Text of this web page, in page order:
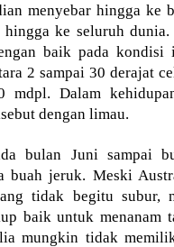
menyebar hingga ke
hingga ke seluruh
baik pada kondisi
2 sampai 30 derajat
mdpl. Dalam
dengan limau.
bulan Juni sampai
buah jeruk. Meski
tidak begitu subur,
baik untuk menanam
mungkin tidak